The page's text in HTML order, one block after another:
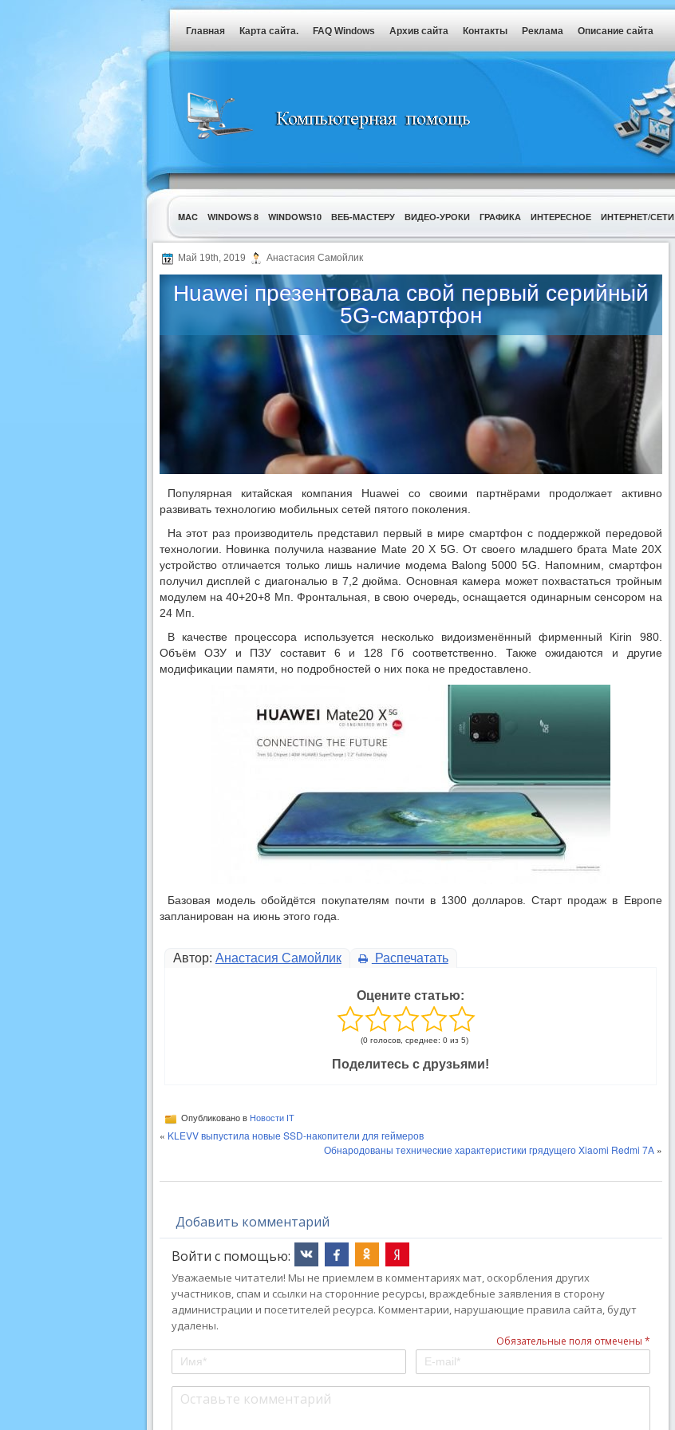
Главная Карта сайта. FAQ Windows Архив сайта Контакты Реклама Описание сайта
MAC WINDOWS 8 WINDOWS10 ВЕБ-МАСТЕРУ ВИДЕО-УРОКИ ГРАФИКА ИНТЕРЕСНОЕ ИНТЕРНЕТ/СЕТИ
УТИЛИТЫ
Май 19th, 2019 Анастасия Самойлик
Huawei презентовала свой первый серийный
5G-смартфон
Популярная китайская компания Huawei со своими партнёрами продолжает активно
развивать технологию мобильных сетей пятого поколения.
На этот раз производитель представил первый в мире смартфон с поддержкой передовой
технологии. Новинка получила название Mate 20 X 5G. От своего младшего брата Mate 20X
устройство отличается только лишь наличие модема Balong 5000 5G. Напомним, смартфон
получил дисплей с диагональю в 7,2 дюйма. Основная камера может похвастаться тройным
модулем на 40+20+8 Мп. Фронтальная, в свою очередь, оснащается одинарным сенсором на
24 Мп.
В качестве процессора используется несколько видоизменённый фирменный Kirin 980.
Объём ОЗУ и ПЗУ составит 6 и 128 Гб соответственно. Также ожидаются и другие
модификации памяти, но подробностей о них пока не предоставлено.
Базовая модель обойдётся покупателям почти в 1300 долларов. Старт продаж в Европе
запланирован на июнь этого года.
Автор: Анастасия Самойлик Распечатать
Оцените статью:
(0 голосов, среднее: 0 из 5)
Поделитесь с друзьями!
Опубликовано в Новости IT
« KLEVV выпустила новые SSD-накопители для геймеров
Обнародованы технические характеристики грядущего Xiaomi Redmi 7A»
Добавить комментарий
Войти с помощью:
Уважаемые читатели! Мы не приемлем в комментариях мат, оскорбления других
участников, спам и ссылки на сторонние ресурсы, враждебные заявления в сторону
администрации и посетителей ресурса. Комментарии, нарушающие правила сайта, будут
удалены.
Обязательные поля отмечены *